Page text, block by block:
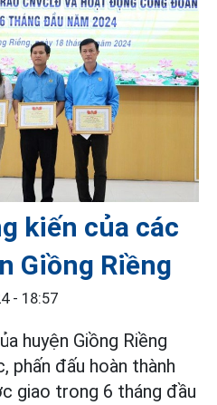
kiến của các
Giồng Riềng
- 18:57
huyện Giồng Riềng
phấn đấu hoàn thành
giao trong 6 tháng đầu